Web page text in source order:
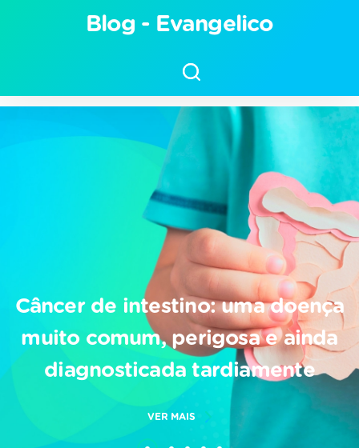
Arquivos choque séptico -
Blog - Hospital Evangélico
Blog - Evangelico
Câncer de intestino: uma doença
muito comum, perigosa e ainda
diagnosticada tardiamente
VER MAIS